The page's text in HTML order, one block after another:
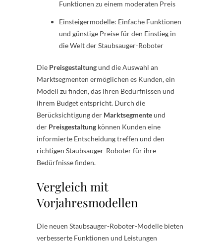
Funktionen zu einem moderaten Preis
Einsteigermodelle: Einfache Funktionen
und günstige Preise für den Einstieg in
die Welt der Staubsauger-Roboter
Die Preisgestaltungund die Auswahl an
Marktsegmenten ermöglichen es Kunden, ein
Modell zu finden, das ihren Bedürfnissen und
ihrem Budget entspricht. Durch die
Berücksichtigung der Marktsegmenteund
der Preisgestaltung können Kunden eine
informierte Entscheidung treffen und den
richtigen Staubsauger-Roboter für ihre
Bedürfnisse finden.
Vergleich mit
Vorjahresmodellen
Die neuen Staubsauger-Roboter-Modelle bieten
verbesserte Funktionen und Leistungen